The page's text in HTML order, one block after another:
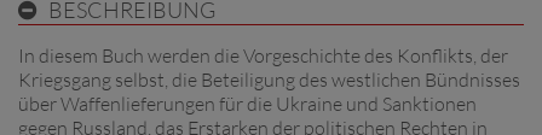
BESCHREIBUNG
In diesem Buch werden die Vorgeschichte des Konflikts, der
Kriegsgang selbst, die Beteiligung des westlichen Bündnisses
über Waffenlieferungen für die Ukraine und Sanktionen
gegen Russland, das Erstarken der politischen Rechten in